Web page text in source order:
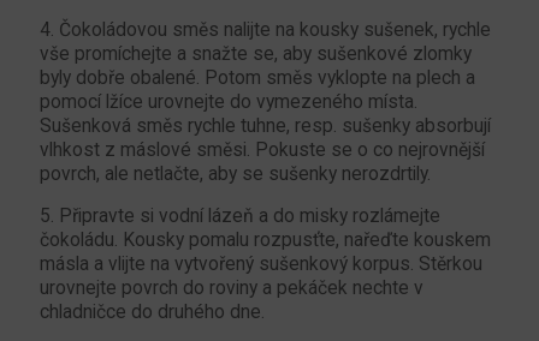
4. Čokoládovou směs nalijte na kousky sušenek, rychle
vše promíchejte a snažte se, aby sušenkové zlomky
byly dobře obalené. Potom směs vyklopte na plech a
pomocí lžíce urovnejte do vymezeného místa.
Sušenková směs rychle tuhne, resp. sušenky absorbují
vlhkost z máslové směsi. Pokuste se o co nejrovnější
povrch, ale netlačte, aby se sušenky nerozdrtily.
5. Připravte si vodní lázeň a do misky rozlámejte
čokoládu. Kousky pomalu rozpusťte, nařeďte kouskem
másla a vlijte na vytvořený sušenkový korpus. Stěrkou
urovnejte povrch do roviny a pekáček nechte v
chladničce do druhého dne.